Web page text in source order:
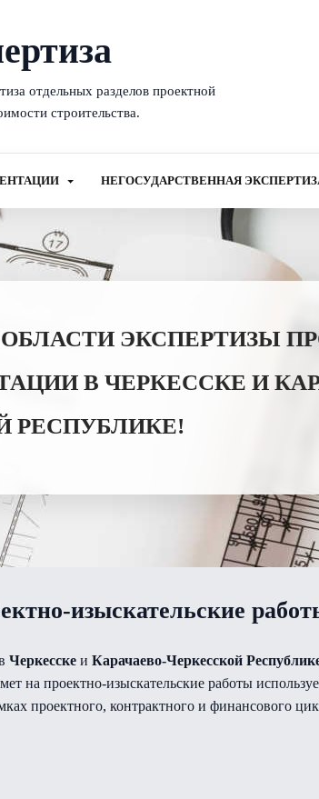
отдельных разделов проектной
строительства.
НЕГОСУДАРСТВЕННАЯ
ЭКСПЕРТИЗЫ
В ЧЕРКЕССКЕ И
РЕСПУБЛИКЕ!
изыскательские
Черкесске и Карачаево-Черкесской
на проектно-изыскательские работы
проектного, контрактного и финансового